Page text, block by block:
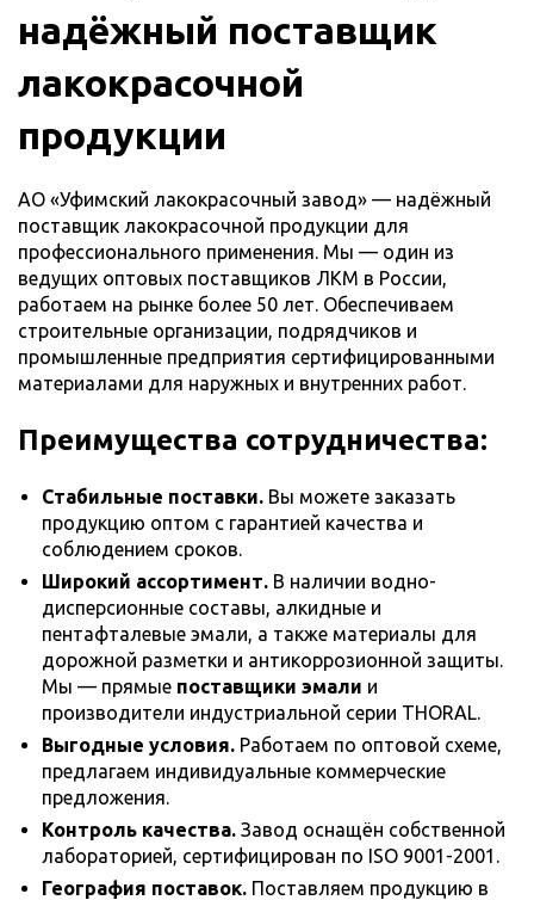
надёжный поставщик
лакокрасочной
продукции
АО «Уфимский лакокрасочный завод» — надёжный
поставщик лакокрасочной продукции для
профессионального применения. Мы — один из
ведущих оптовых поставщиков ЛКМ в России,
работаем на рынке более 50 лет. Обеспечиваем
строительные организации, подрядчиков и
промышленные предприятия сертифицированными
материалами для наружных и внутренних работ.
Преимущества сотрудничества:
Стабильные поставки. Вы можете заказать
продукцию оптом с гарантией качества и
соблюдением сроков.
Широкий ассортимент. В наличии водно-
дисперсионные составы, алкидные и
пентафталевые эмали, а также материалы для
дорожной разметки и антикоррозионной защиты.
Мы — прямые поставщики эмали и
производители индустриальной серии THORAL.
Выгодные условия. Работаем по оптовой схеме,
предлагаем индивидуальные коммерческие
предложения.
Контроль качества. Завод оснащён собственной
лабораторией, сертифицирован по ISO 9001-2001.
География поставок. Поставляем продукцию в